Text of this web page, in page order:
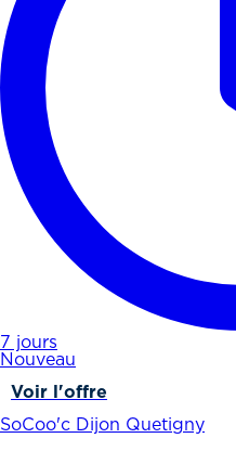
7 jours
Nouveau
Voir l'offre
SoCoo'c Dijon Quetigny